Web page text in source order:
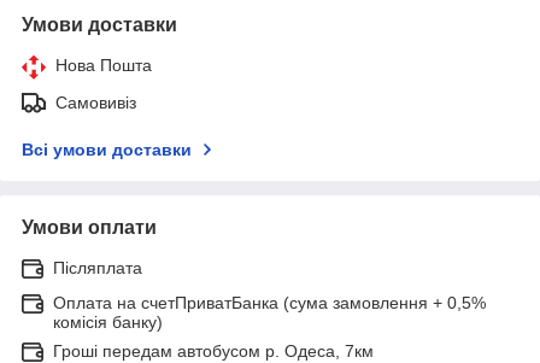
Умови доставки
Нова Пошта
Самовивіз
Всі умови доставки
Умови оплати
Післяплата
Оплата на счетПриватБанка (сума замовлення + 0,5%
комісія банку)
Гроші передам автобусом р. Одеса, 7км